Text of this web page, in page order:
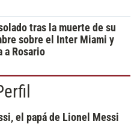
tras la muerte de su
sobre el Inter Miami y
a Rosario
el papá de Lionel Messi